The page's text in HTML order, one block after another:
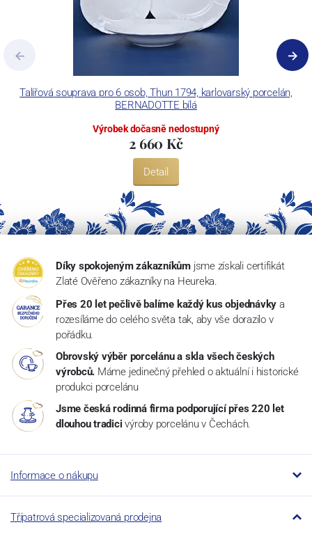
Talířová souprava pro 6 osob, Thun 1794, karlovarský porcelán,
BERNADOTTE bílá
Výrobek dočasně nedostupný
2 660 Kč
Detail
Díky spokojeným zákazníkům jsme získali certifikát
Zlaté Ověřeno zákazníky na Heureka.
Přes 20 let pečlivě balíme každý kus objednávky a
rozesíláme do celého světa tak, aby vše dorazilo v
pořádku.
Obrovský výběr porcelánu a skla všech českých
výrobců. Máme jedinečný přehled o aktuální i historické
produkci porcelánu
Jsme česká rodinná firma podporující přes 220 let
dlouhou tradici výroby porcelánu v Čechách.
Informace o nákupu
Třípatrová specializovaná prodejna